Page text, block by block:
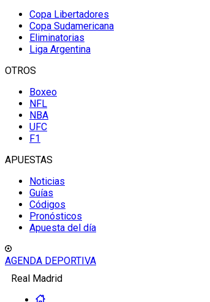
Copa Libertadores
Copa Sudamericana
Eliminatorias
Liga Argentina
OTROS
Boxeo
NFL
NBA
UFC
F1
APUESTAS
Noticias
Guías
Códigos
Pronósticos
Apuesta del día
AGENDA DEPORTIVA
Real Madrid